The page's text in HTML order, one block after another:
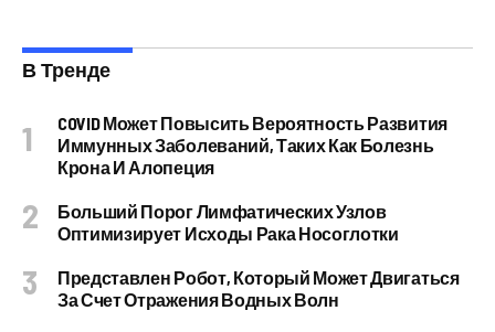
В Тренде
COVID Может Повысить Вероятность Развития
Иммунных Заболеваний, Таких Как Болезнь
Крона И Алопеция
Больший Порог Лимфатических Узлов
Оптимизирует Исходы Рака Носоглотки
Представлен Робот, Который Может Двигаться
За Счет Отражения Водных Волн